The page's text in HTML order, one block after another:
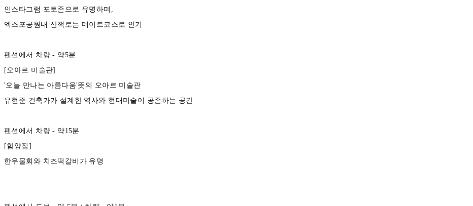
인스타그램 포토존으로 유명하며,
엑스포공원내 산책로는 데이트코스로 인기
펜션에서 차량 - 약5분
[오아르 미술관]
'오늘 만나는 아름다움'뜻의 오아르 미술관
유현준 건축가가 설계한 역사와 현대미술이 공존하는 공간
펜션에서 차량 - 약15분
[함양집]
한우물회와 치즈떡갈비가 유명